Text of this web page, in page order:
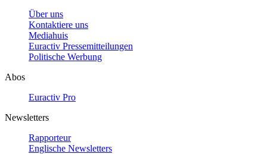
Über uns
Kontaktiere uns
Mediahuis
Euractiv Pressemitteilungen
Politische Werbung
Abos
Euractiv Pro
Newsletters
Rapporteur
Englische Newsletters